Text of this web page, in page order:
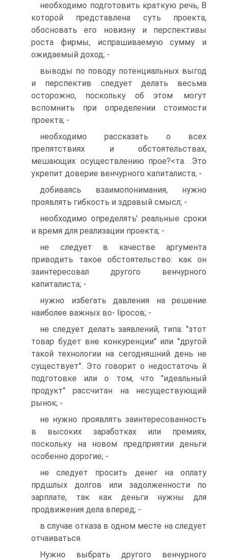
необходимо подготовить краткую речь, В
которой представлена суть проекта,
обосновать его новизну и перспективы
роста фирмы, испрашиваемую сумму и
ожидаемый доход; -
выводы по поводу потенциальных выгод
и перспектив следует делать весьма
осторожно, поскольку об этом .могут
вспомнить при определении стоимости
проекта; -
необходимо рассказать о всех
препятствиях и обстоятельствах,
мешающих осуществлению прое?<та. .Это
укрепит доверие венчурного капиталиста; -
добиваясь взаимопонимания, нужно
проявлять гибкость и здравый смысл; -
необходимо определять' реальные сроки
и время для реализации проекта; -
не следует в качестве аргумента
приводить такое обстоятельство: как он
заинтересовал другого венчурного
капиталиста; -
нужно избегать давления на решение
наиболее важных во- Ііросов; -
не следует делать заявлений, типа: "зтот
товар будет вне конкуренции" или "другой
такой технологии на сегодняшний день не
существует". Это говорит о недостаточь й
подготовке или о том, что "идеальный
продукт" рассчитан на несуществующий
рынок; -
не нужно проявлять заинтересованность
в высоких заработках или премиях,
поскольку на новом предприятии деньги
особенно дорогие; -
не следует просить денег на оплату
прдшлых долгов или задолженности по
зарплате, так как деньги нужны для
продвижения дела вперед; -
в случае отказа в одном месте на следует
отчаиваться.
Нужно выбрать другого венчурного